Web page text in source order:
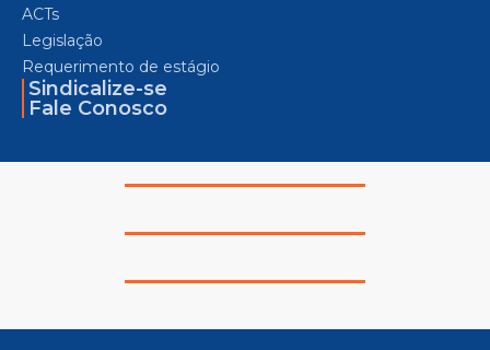
ACTs
Legislação
Requerimento de estágio
Sindicalize-se
Fale Conosco